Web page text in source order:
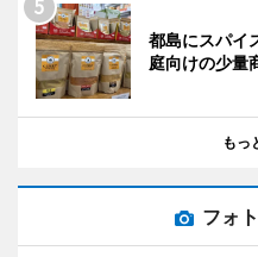
都島にスパイ
庭向けの少量
もっ
フォ